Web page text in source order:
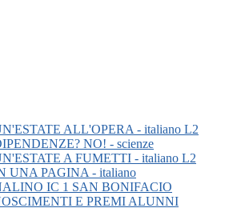
ALL'OPERA - italiano L2
NO! - scienze
A FUMETTI - italiano L2
UNA PAGINA - italiano
IC 1 SAN BONIFACIO
E PREMI ALUNNI